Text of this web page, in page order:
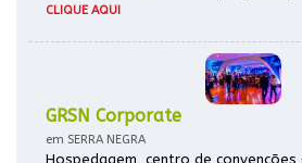
CLIQUE AQUI
GRSN Corporate
em SERRA NEGRA
Hospedagem, centro de